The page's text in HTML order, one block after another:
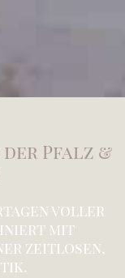
Pfalz &
voller
mit
zeitlosen,